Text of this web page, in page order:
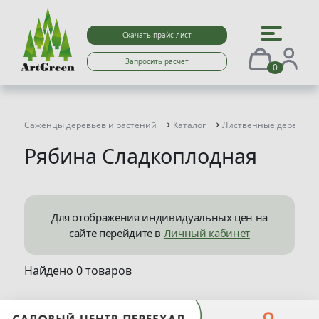
Скачать прайс-лист
Запросить расчет 0
Саженцы деревьев и растений Каталог Лиственные деревья
Рябина Сладкоплодная
Для отображения индивидуальных цен на
сайте перейдите в Личный кабинет
Найдено 0 товаров